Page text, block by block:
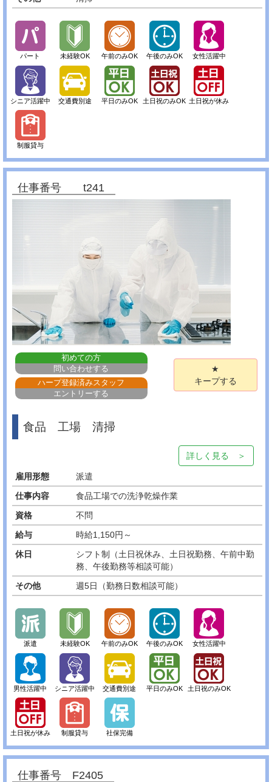
パート 未経験OK 午前のみOK 午後のみOK 女性活躍中
シニア活躍中 交通費別途 平日のみOK 土日祝のみOK 土日祝が休み
制服貸与
仕事番号 t241
初めての方
問い合わせする
ハープ登録済みスタッフ
エントリーする
★
キープする
食品 工場 清掃
詳しく見る ＞
雇用形態
派遣
仕事内容
食品工場での洗浄乾燥作業
資格
不問
給与
時給1,150円～
休日
シフト制（土日祝休み、土日祝勤務、午前中勤
務、午後勤務等相談可能）
その他
週5日（勤務日数相談可能）
派遣 未経験OK 午前のみOK 午後のみOK 女性活躍中
男性活躍中 シニア活躍中 交通費別途 平日のみOK 土日祝のみOK
土日祝が休み 制服貸与 社保完備
仕事番号 F2405